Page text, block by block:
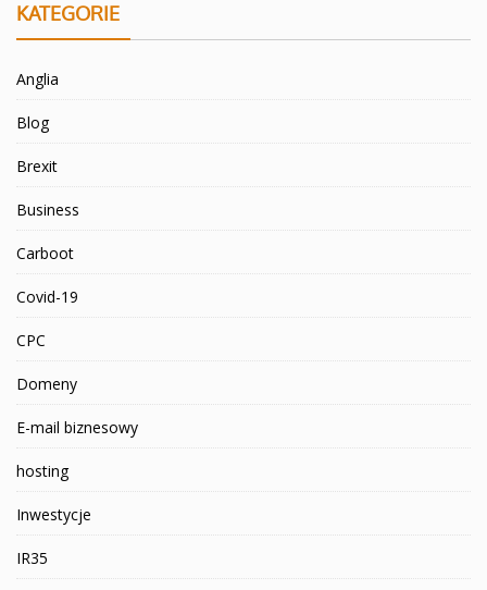
KATEGORIE
Anglia
Blog
Brexit
Business
Carboot
Covid-19
CPC
Domeny
E-mail biznesowy
hosting
Inwestycje
IR35